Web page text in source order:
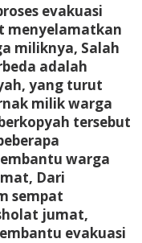
evakuasi
menyelamatkan
miliknya, Salah
adalah
yang turut
milik warga
tersebut
warga
Dari
sempat
jumat,
evakuasi